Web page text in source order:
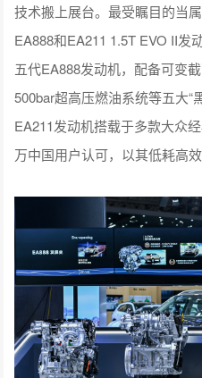
技术搬上展台。最受瞩目的当
EA888和EA211 1.5T EVO II发
五代EA888发动机，配备可变
500bar超高压燃油系统等五大“
EA211发动机搭载于多款大众
万中国用户认可，以其低耗高